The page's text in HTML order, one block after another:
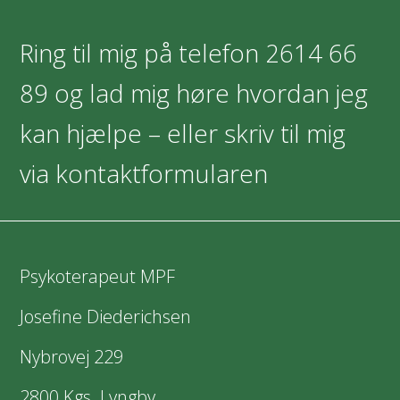
Ring til mig på telefon 2614 66
89 og lad mig høre hvordan jeg
kan hjælpe – eller skriv til mig
via kontaktformularen
Psykoterapeut MPF
Josefine Diederichsen
Nybrovej 229